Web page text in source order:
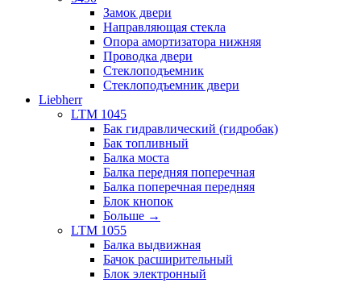
Замок двери
Направляющая стекла
Опора амортизатора нижняя
Проводка двери
Стеклоподъемник
Стеклоподъемник двери
Liebherr
LTM 1045
Бак гидравлический (гидробак)
Бак топливный
Балка моста
Балка передняя поперечная
Балка поперечная передняя
Блок кнопок
Больше →
LTM 1055
Балка выдвижная
Бачок расширительный
Блок электронный